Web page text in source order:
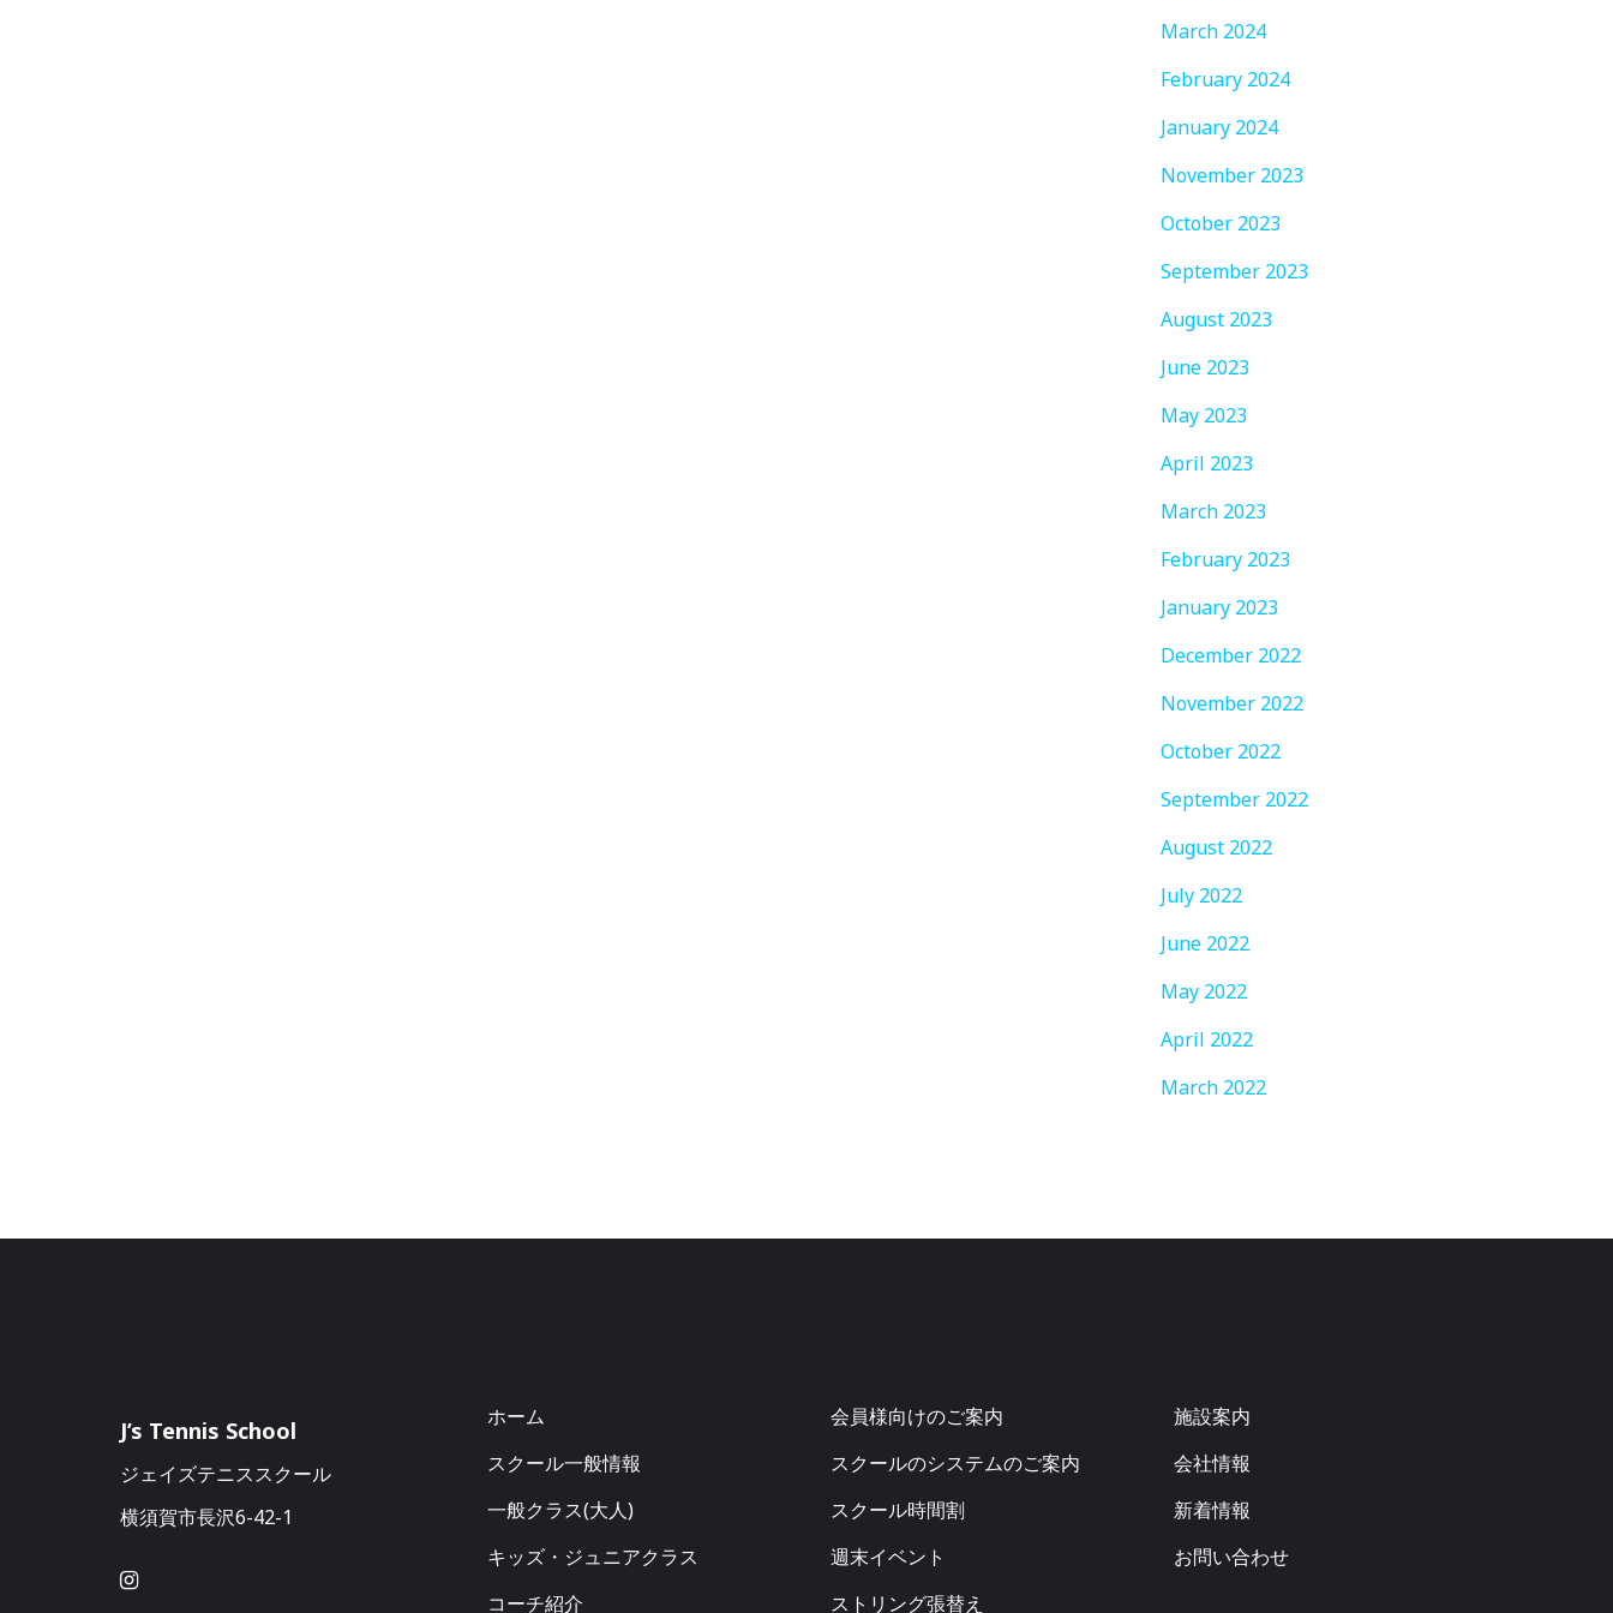
March 2024
February 2024
January 2024
November 2023
October 2023
September 2023
August 2023
June 2023
May 2023
April 2023
March 2023
February 2023
January 2023
December 2022
November 2022
October 2022
September 2022
August 2022
July 2022
June 2022
May 2022
April 2022
March 2022
J’s Tennis School
ジェイズテニススクール
横須賀市長沢6-42-1
ホーム
スクール一般情報
一般クラス(大人)
キッズ・ジュニアクラス
コーチ紹介
会員様向けのご案内
スクールのシステムのご案内
スクール時間割
週末イベント
ストリング張替え
施設案内
会社情報
新着情報
お問い合わせ